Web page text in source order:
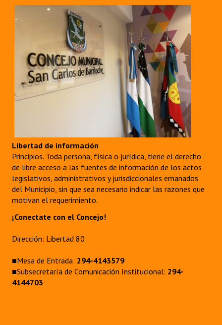
Libertad de información
Principios. Toda persona, física o jurídica, tiene el derecho
de libre acceso a las fuentes de información de los actos
legislativos, administrativos y jurisdiccionales emanados
del Municipio, sin que sea necesario indicar las razones que
motivan el requerimiento.
¡Conectate con el Concejo!
Dirección: Libertad 80
■Mesa de Entrada: 294-4143579
■Subsecretaría de Comunicación Institucional: 294-
4144703